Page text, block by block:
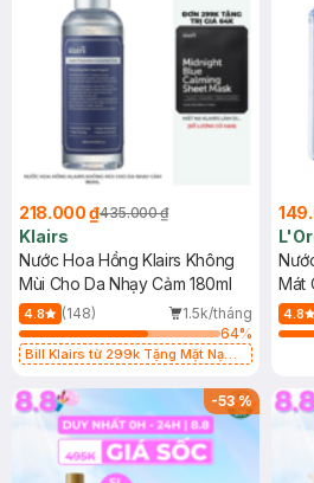
218.000 ₫435.000 ₫
Klairs
Nước Hoa Hồng Klairs Không
Mùi Cho Da Nhạy Cảm 180ml
4.8 (148)
1.5k/tháng
64%
Bill Klairs từ 299k Tặng Mặt Nạ
25ml (SL Có Hạn)
Mát
4.8
-53%